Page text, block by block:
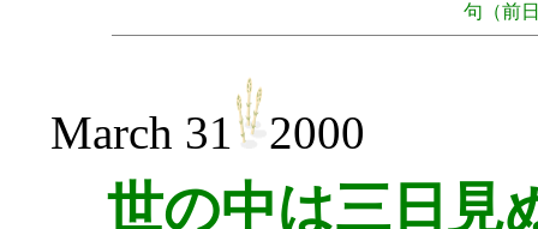
句（前
March 31 2000
世の中は三日見